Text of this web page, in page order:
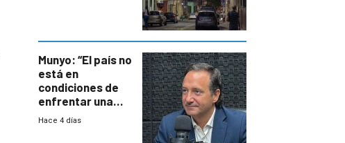
Munyo: “El país no
está en
condiciones de
enfrentar una
reducción de la
Hace 4 días